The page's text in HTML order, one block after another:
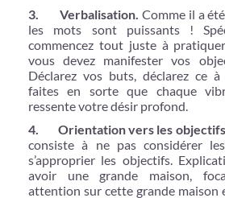
3. Verbalisation. Comme il a
les mots sont puissants !
commencez tout juste à
vous devez manifester vos
Déclarez vos buts, déclarez ce
faites en sorte que chaque
ressente votre désir profond.
4. Orientation vers les objectifs
consiste à ne pas considérer
s’approprier les objectifs.
avoir une grande maison,
attention sur cette grande maison